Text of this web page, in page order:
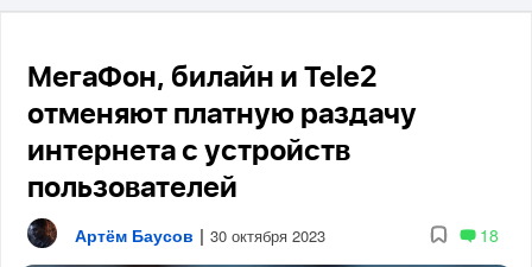
МегаФон, билайн и Tele2
отменяют платную раздачу
интернета с устройств
пользователей
Артём Баусов | 30 октября 2023 18